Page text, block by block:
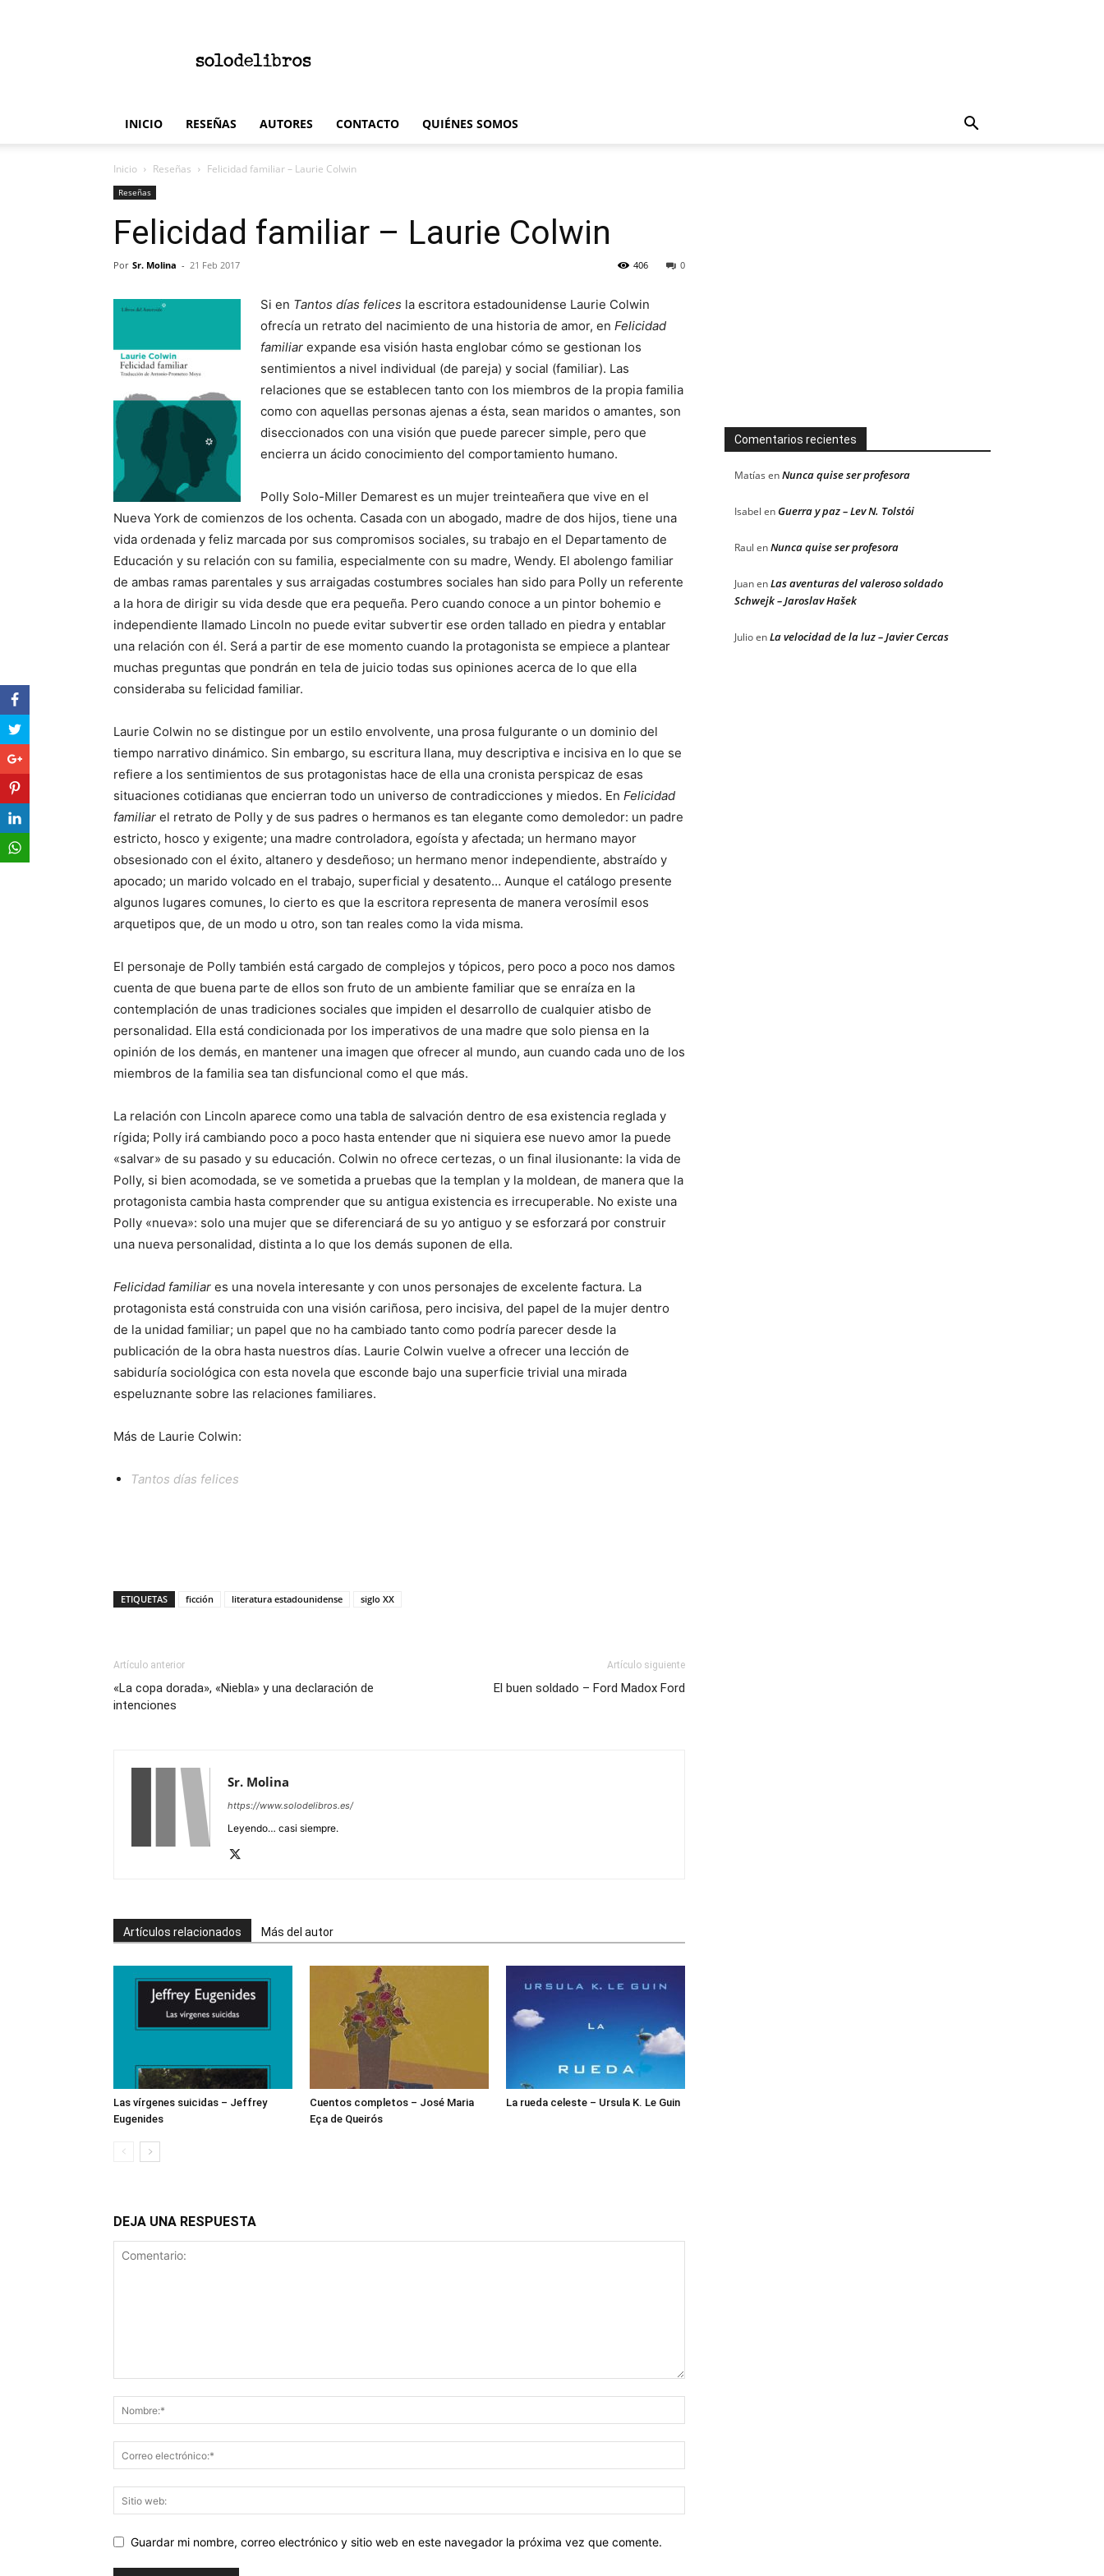
INICIO RESEÑAS AUTORES CONTACTO QUIÉNES SOMOS
Inicio Reseñas Felicidad familiar – Laurie Colwin
Reseñas
Felicidad familiar – Laurie Colwin
Por Sr. Molina - 21 Feb 2017 0
406
Si en Tantos días felices la escritora estadounidense Laurie Colwin
ofrecía un retrato del nacimiento de una historia de amor, en Felicidad
familiar expande esa visión hasta englobar cómo se gestionan los
sentimientos a nivel individual (de pareja) y social (familiar). Las
relaciones que se establecen tanto con los miembros de la propia familia
como con aquellas personas ajenas a ésta, sean maridos o amantes, son
diseccionados con una visión que puede parecer simple, pero que
encierra un ácido conocimiento del comportamiento humano.
Polly Solo-Miller Demarest es un mujer treinteañera que vive en el
Nueva York de comienzos de los ochenta. Casada con un abogado, madre de dos hijos, tiene una
vida ordenada y feliz marcada por sus compromisos sociales, su trabajo en el Departamento de
Educación y su relación con su familia, especialmente con su madre, Wendy. El abolengo familiar
de ambas ramas parentales y sus arraigadas costumbres sociales han sido para Polly un referente
a la hora de dirigir su vida desde que era pequeña. Pero cuando conoce a un pintor bohemio e
independiente llamado Lincoln no puede evitar subvertir ese orden tallado en piedra y entablar
una relación con él. Será a partir de ese momento cuando la protagonista se empiece a plantear
muchas preguntas que pondrán en tela de juicio todas sus opiniones acerca de lo que ella
consideraba su felicidad familiar.
Laurie Colwin no se distingue por un estilo envolvente, una prosa fulgurante o un dominio del
tiempo narrativo dinámico. Sin embargo, su escritura llana, muy descriptiva e incisiva en lo que se
refiere a los sentimientos de sus protagonistas hace de ella una cronista perspicaz de esas
situaciones cotidianas que encierran todo un universo de contradicciones y miedos. En Felicidad
familiar el retrato de Polly y de sus padres o hermanos es tan elegante como demoledor: un padre
estricto, hosco y exigente; una madre controladora, egoísta y afectada; un hermano mayor
obsesionado con el éxito, altanero y desdeñoso; un hermano menor independiente, abstraído y
apocado; un marido volcado en el trabajo, superficial y desatento… Aunque el catálogo presente
algunos lugares comunes, lo cierto es que la escritora representa de manera verosímil esos
arquetipos que, de un modo u otro, son tan reales como la vida misma.
El personaje de Polly también está cargado de complejos y tópicos, pero poco a poco nos damos
cuenta de que buena parte de ellos son fruto de un ambiente familiar que se enraíza en la
contemplación de unas tradiciones sociales que impiden el desarrollo de cualquier atisbo de
personalidad. Ella está condicionada por los imperativos de una madre que solo piensa en la
opinión de los demás, en mantener una imagen que ofrecer al mundo, aun cuando cada uno de los
miembros de la familia sea tan disfuncional como el que más.
La relación con Lincoln aparece como una tabla de salvación dentro de esa existencia reglada y
rígida; Polly irá cambiando poco a poco hasta entender que ni siquiera ese nuevo amor la puede
«salvar» de su pasado y su educación. Colwin no ofrece certezas, o un final ilusionante: la vida de
Polly, si bien acomodada, se ve sometida a pruebas que la templan y la moldean, de manera que la
protagonista cambia hasta comprender que su antigua existencia es irrecuperable. No existe una
Polly «nueva»: solo una mujer que se diferenciará de su yo antiguo y se esforzará por construir
una nueva personalidad, distinta a lo que los demás suponen de ella.
Felicidad familiar es una novela interesante y con unos personajes de excelente factura. La
protagonista está construida con una visión cariñosa, pero incisiva, del papel de la mujer dentro
de la unidad familiar; un papel que no ha cambiado tanto como podría parecer desde la
publicación de la obra hasta nuestros días. Laurie Colwin vuelve a ofrecer una lección de
sabiduría sociológica con esta novela que esconde bajo una superficie trivial una mirada
espeluznante sobre las relaciones familiares.
Más de Laurie Colwin:
Tantos días felices
ETIQUETAS ficción literatura estadounidense siglo XX
Artículo anterior
«La copa dorada», «Niebla» y una declaración de
intenciones
Artículo siguiente
El buen soldado – Ford Madox Ford
Sr. Molina
https://www.solodelibros.es/
Leyendo… casi siempre.
Artículos relacionados Más del autor
Las vírgenes suicidas – Jeffrey
Eugenides
Cuentos completos – José Maria
Eça de Queirós
La rueda celeste – Ursula K. Le Guin
DEJA UNA RESPUESTA
Guardar mi nombre, correo electrónico y sitio web en este navegador la próxima vez que comente.
Comentarios recientes
Matías enNunca quise ser profesora
Isabel enGuerra y paz – Lev N. Tolstói
Raul enNunca quise ser profesora
JuanenLas aventuras del valeroso soldado
Schwejk – Jaroslav Hašek
JulioenLa velocidad de la luz – Javier Cercas